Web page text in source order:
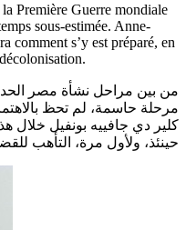
Première Guerre mondiale
sous-estimée. Anne-
comment s’y est préparé, en
من بين مراحل نشأة مصر
مرحلة حاسمة، لم تحظ
كلير دي جافييه بونفيل
حينئذ، ولأول مرة، التأهب